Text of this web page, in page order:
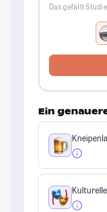
Das gefällt
Ein